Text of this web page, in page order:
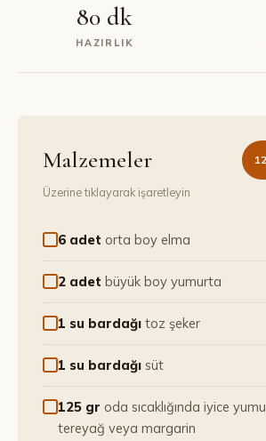
80 dk
HAZIRLIK
Malzemeler 12
Üzerine tıklayarak işaretleyin
6 adet orta boy elma
2 adet büyük boy yumurta
1 su bardağı toz şeker
1 su bardağı süt
125 gr oda sıcaklığında iyice
tereyağ veya margarin